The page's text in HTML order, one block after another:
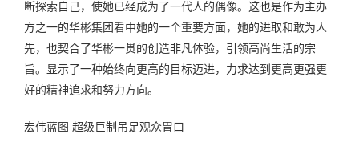
断探索自己，使她已经成为了一代人的偶像。这也是作为主办
方之一的华彬集团看中她的一个重要方面，她的进取和敢为人
先，也契合了华彬一贯的创造非凡体验，引领高尚生活的宗
旨。显示了一种始终向更高的目标迈进，力求达到更高更强更
好的精神追求和努力方向。
宏伟蓝图 超级巨制吊足观众胃口